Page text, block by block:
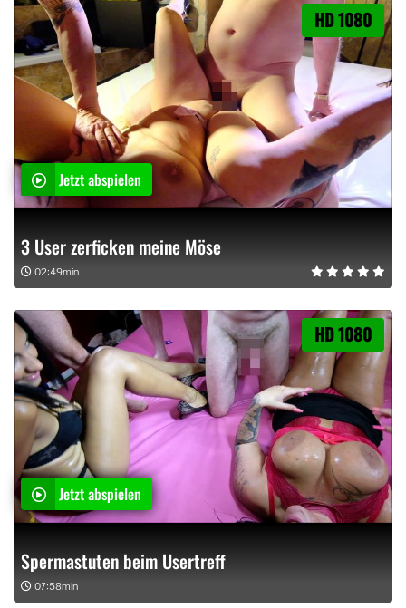
HD 1080
Jetzt abspielen
3 User zerficken meine Möse
02:49min
HD 1080
Jetzt abspielen
Spermastuten beim Usertreff
07:58min